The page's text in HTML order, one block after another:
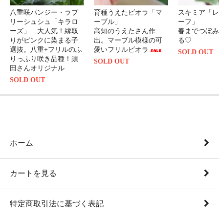
八重咲パンジー・ラブ
リーシュシュ「キラロ
ーズ」 大人気！縁取
りがピンクに染まる子
選抜。八重+フリルのふ
りっふり咲き品種！須
田さんオリジナル
SOLD OUT
育種うえたビオラ「マ
ーブル」
高知のうえたさん作
出。マーブル模様の可
愛いフリルビオラ
SOLD OUT
スキミア「
ーフ」
春までつぼ
る♡
SOLD OUT
ホーム
カートを見る
特定商取引法に基づく表記